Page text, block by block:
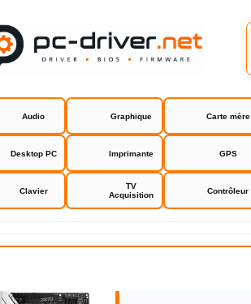
Audio Graphique Carte mère
Desktop PC Imprimante GPS
Clavier
TV
Acquisition
Contrôleur
Asrock Z270 Extreme4